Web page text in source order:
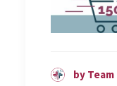
by